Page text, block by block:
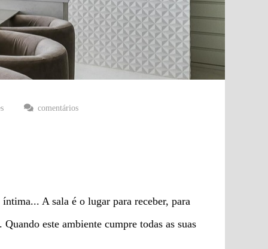
comentários
A sala é o lugar para receber, para
este ambiente cumpre todas as suas